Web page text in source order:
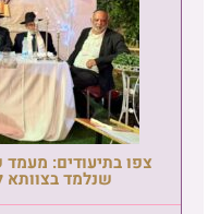
צפו בתיעודים:
שנלמד בצוותא